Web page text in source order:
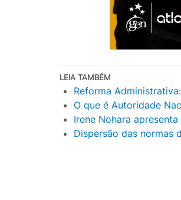
LEIA TAMBÉM
Reforma
O que é Autoridade
Irene Nohara
Dispersão das normas